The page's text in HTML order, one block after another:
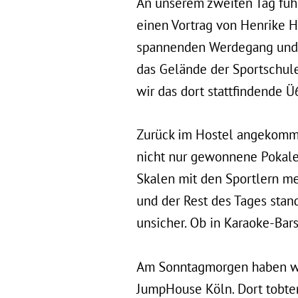
einen Vortrag von Henrike
spannenden Werdegang
das Gelände der
wir das dort stattfindende
Zurück im Hostel
nicht nur gewonnene
Skalen mit den Sportlern
und der Rest des Tages
unsicher. Ob in Karaoke-
Am Sonntagmorgen haben
JumpHouse Köln. Dort